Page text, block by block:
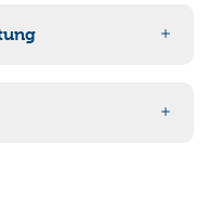
(Fördertopf